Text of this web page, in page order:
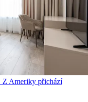
Z Ameriky přichází